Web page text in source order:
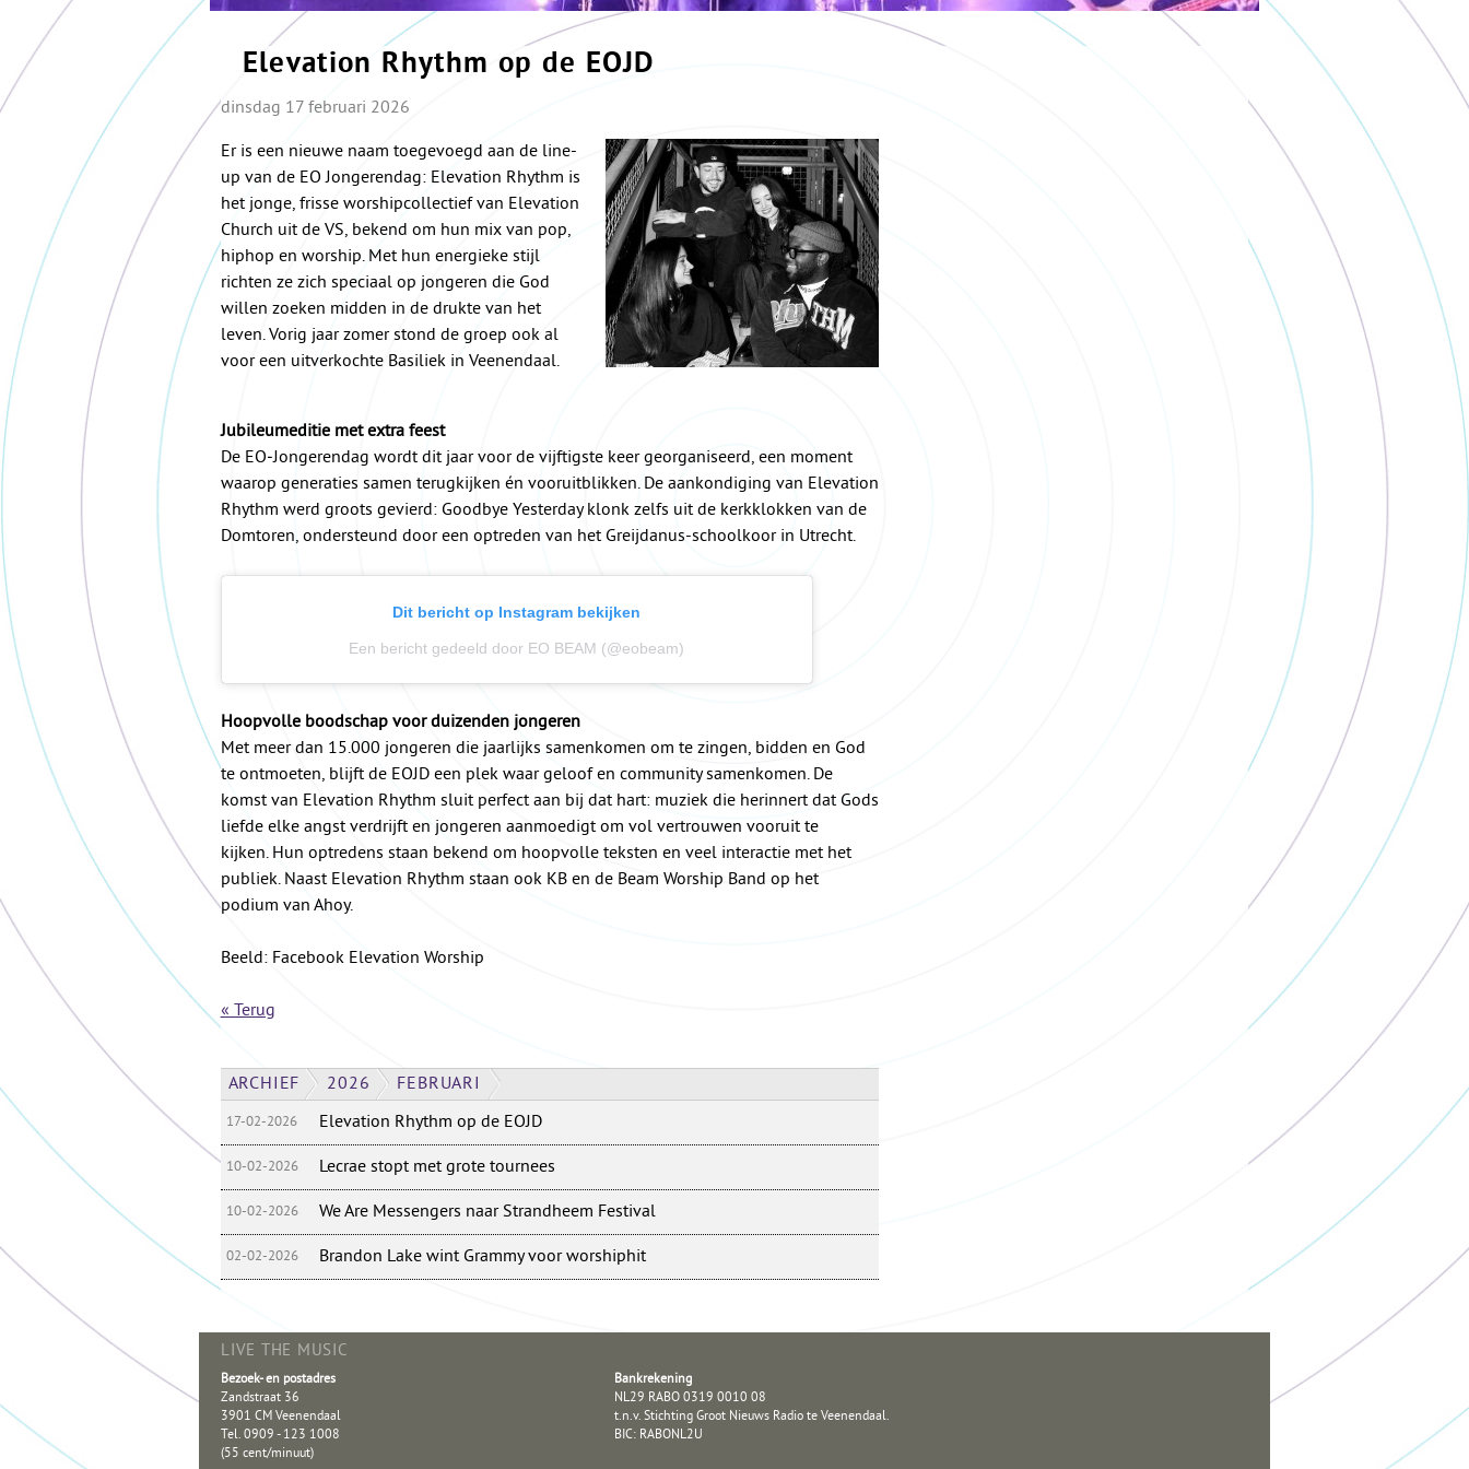
Elevation Rhythm op de EOJD
dinsdag 17 februari 2026
Er is een nieuwe naam toegevoegd aan de line-
up van de EO Jongerendag: Elevation Rhythm is
het jonge, frisse worshipcollectief van Elevation
Church uit de VS, bekend om hun mix van pop,
hiphop en worship. Met hun energieke stijl
richten ze zich speciaal op jongeren die God
willen zoeken midden in de drukte van het
leven. Vorig jaar zomer stond de groep ook al
voor een uitverkochte Basiliek in Veenendaal.
Jubileumeditie met extra feest
De EO‑Jongerendag wordt dit jaar voor de vijftigste keer georganiseerd, een moment
waarop generaties samen terugkijken én vooruitblikken. De aankondiging van Elevation
Rhythm werd groots gevierd: Goodbye Yesterday klonk zelfs uit de kerkklokken van de
Domtoren, ondersteund door een optreden van het Greijdanus-schoolkoor in Utrecht.
Dit bericht op Instagram bekijken
Een bericht gedeeld door EO BEAM (@eobeam)
Hoopvolle boodschap voor duizenden jongeren
Met meer dan 15.000 jongeren die jaarlijks samenkomen om te zingen, bidden en God
te ontmoeten, blijft de EOJD een plek waar geloof en community samenkomen. De
komst van Elevation Rhythm sluit perfect aan bij dat hart: muziek die herinnert dat Gods
liefde elke angst verdrijft en jongeren aanmoedigt om vol vertrouwen vooruit te
kijken. Hun optredens staan bekend om hoopvolle teksten en veel interactie met het
publiek. Naast Elevation Rhythm staan ook KB en de Beam Worship Band op het
podium van Ahoy.
Beeld: Facebook Elevation Worship
« Terug
ARCHIEF 2026 FEBRUARI
17-02-2026 Elevation Rhythm op de EOJD
10-02-2026 Lecrae stopt met grote tournees
10-02-2026 We Are Messengers naar Strandheem Festival
02-02-2026 Brandon Lake wint Grammy voor worshiphit
LIVE THE MUSIC
Bezoek- en postadres
Zandstraat 36
3901 CM Veenendaal
Tel. 0909 - 123 1008
(55 cent/minuut)
Bankrekening
NL29 RABO 0319 0010 08
t.n.v. Stichting Groot Nieuws Radio te Veenendaal.
BIC: RABONL2U